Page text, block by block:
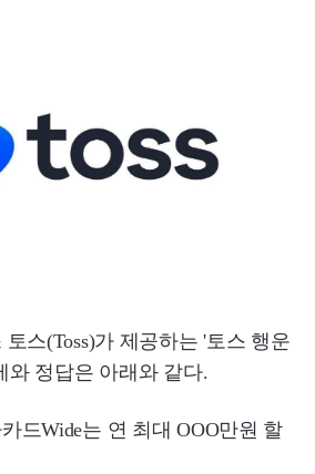
스(Toss)가 제공하는 '토스 행운
와 정답은 아래와 같다.
드Wide는 연 최대 OOO만원 할